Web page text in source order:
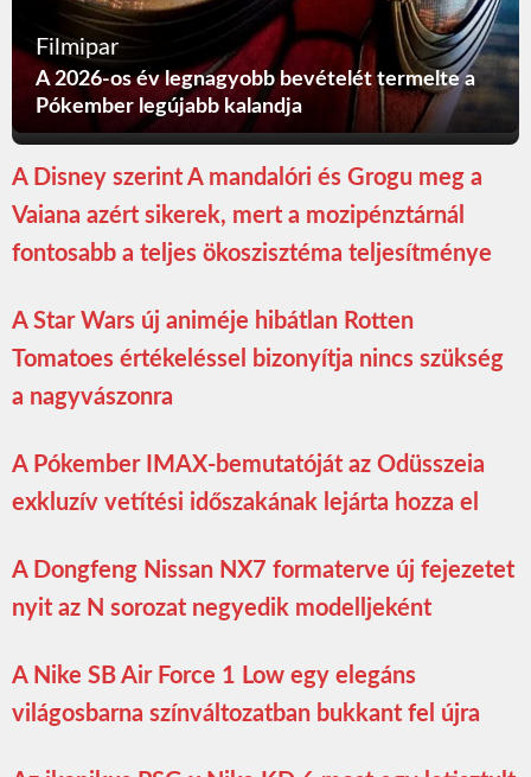
Filmipar
A 2026-os év legnagyobb bevételét termelte a
Pókember legújabb kalandja
A Disney szerint A mandalóri és Grogu meg a
Vaiana azért sikerek, mert a mozipénztárnál
fontosabb a teljes ökoszisztéma teljesítménye
A Star Wars új animéje hibátlan Rotten
Tomatoes értékeléssel bizonyítja nincs szükség
a nagyvászonra
A Pókember IMAX-bemutatóját az Odüsszeia
exkluzív vetítési időszakának lejárta hozza el
A Dongfeng Nissan NX7 formaterve új fejezetet
nyit az N sorozat negyedik modelljeként
A Nike SB Air Force 1 Low egy elegáns
világosbarna színváltozatban bukkant fel újra